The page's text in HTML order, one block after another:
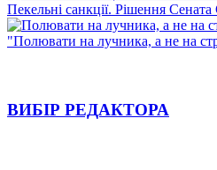
Пекельні санкції. Рішення
"Полювати на лучника, а не на
ВИБІР РЕДАКТОРА